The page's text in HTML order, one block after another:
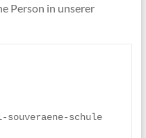
Person in unserer
schule